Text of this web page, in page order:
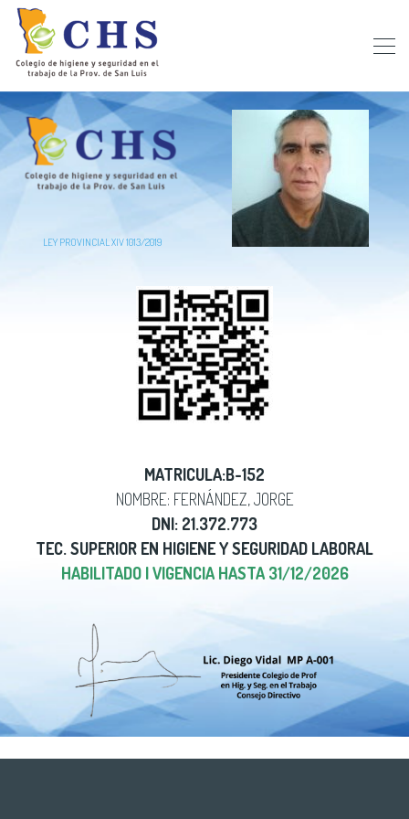
LEY PROVINCIAL XIV 1013/2019
MATRICULA:B-152
NOMBRE: FERNÁNDEZ, JORGE
DNI: 21.372.773
TEC. SUPERIOR EN HIGIENE Y SEGURIDAD LABORAL
HABILITADO | VIGENCIA HASTA 31/12/2026